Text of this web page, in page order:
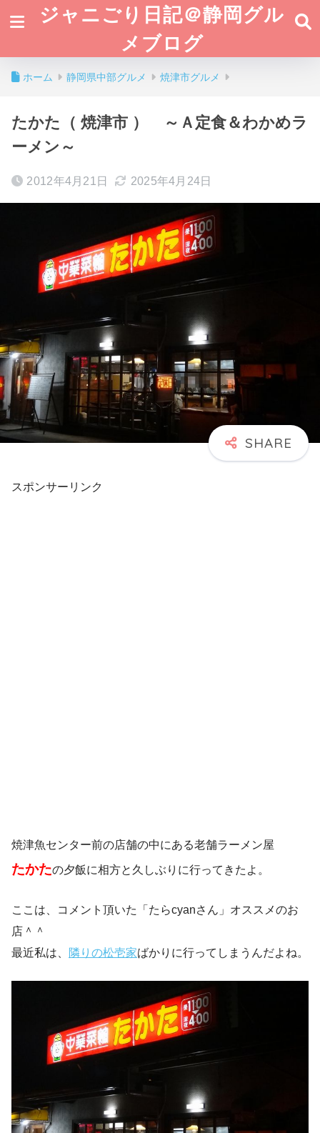
ジャニごり日記＠静岡グル
メブログ
ホーム 静岡県中部グルメ 焼津市グルメ
たかた（ 焼津市 ） ～Ａ定食＆わかめラ
ーメン～
2012年4月21日 2025年4月24日
スポンサーリンク
焼津魚センター前の店舗の中にある老舗ラーメン屋
たかたの夕飯に相方と久しぶりに行ってきたよ。
ここは、コメント頂いた「たらcyanさん」オススメのお
店＾＾
最近私は、
隣りの松壱家ばかりに行ってしまうんだよね。